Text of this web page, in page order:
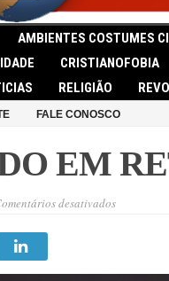
AMBIENTES COSTUMES
CRISTIANOFOBIA
RELIGIÃO
FALE CONOSCO
EM
desativadosem